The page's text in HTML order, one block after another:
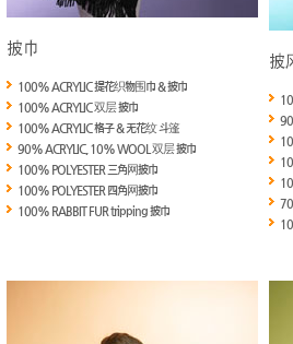
100% ACRYLIC 提花织物围巾 & 披巾
100% ACRYLIC 双层 披巾
100% ACRYLIC 格子 & 无花纹 斗篷
90% ACRYLIC, 10% WOOL 双层 披巾
100% POLYESTER 三角网披巾
100% POLYESTER 四角网披巾
100% RABBIT FUR tripping 披巾